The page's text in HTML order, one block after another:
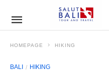
HOMEPAGE HIKING
BALI HIKING